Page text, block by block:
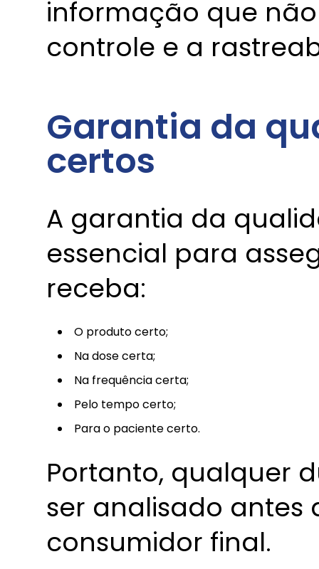
informação que
controle e a
Garantia da
certos
A garantia da
essencial para
receba:
O produto certo;
Na dose certa;
Na frequência certa;
Pelo tempo certo;
Para o paciente certo.
Portanto, qualquer
ser analisado antes
consumidor final.